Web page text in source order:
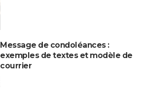
Message de condoléances :
exemples de textes et modèle de
courrier